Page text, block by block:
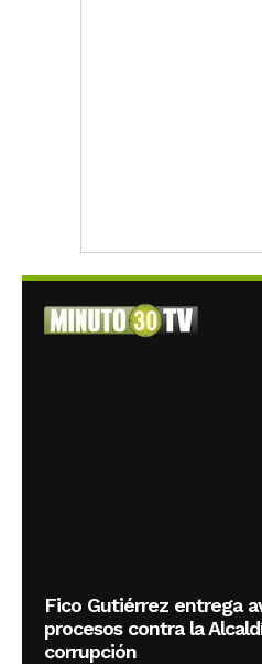
Fico Gutiérrez entrega
procesos contra la
corrupción